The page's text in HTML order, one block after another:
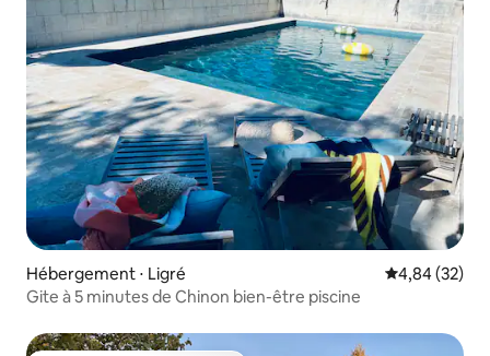
Hébergement ⋅ Ligré Évaluation
4,84 (32)
Gite à 5 minutes de Chinon bien-être piscine